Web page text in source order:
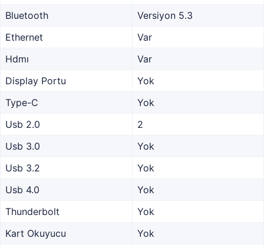
Bluetooth
Versiyon 5.3
Ethernet
Var
Hdmı
Var
Display Portu
Yok
Type-C
Yok
Usb 2.0
2
Usb 3.0
Yok
Usb 3.2
Yok
Usb 4.0
Yok
Thunderbolt
Yok
Kart Okuyucu
Yok